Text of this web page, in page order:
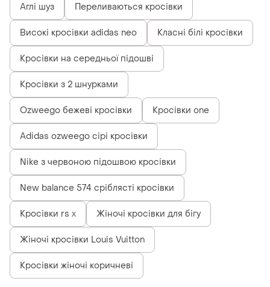
Аглі шуз Переливаються кросівки
Високі кросівки adidas neo Класні білі кросівки
Кросівки на середньої підошві
Кросівки з 2 шнурками
Ozweego бежеві кросівки Кросівки one
Adidas ozweego сірі кросівки
Nike з червоною підошвою кросівки
New balance 574 сріблясті кросівки
Кросівки rs x Жіночі кросівки для бігу
Жіночі кросівки Louis Vuitton
Кросівки жіночі коричневі